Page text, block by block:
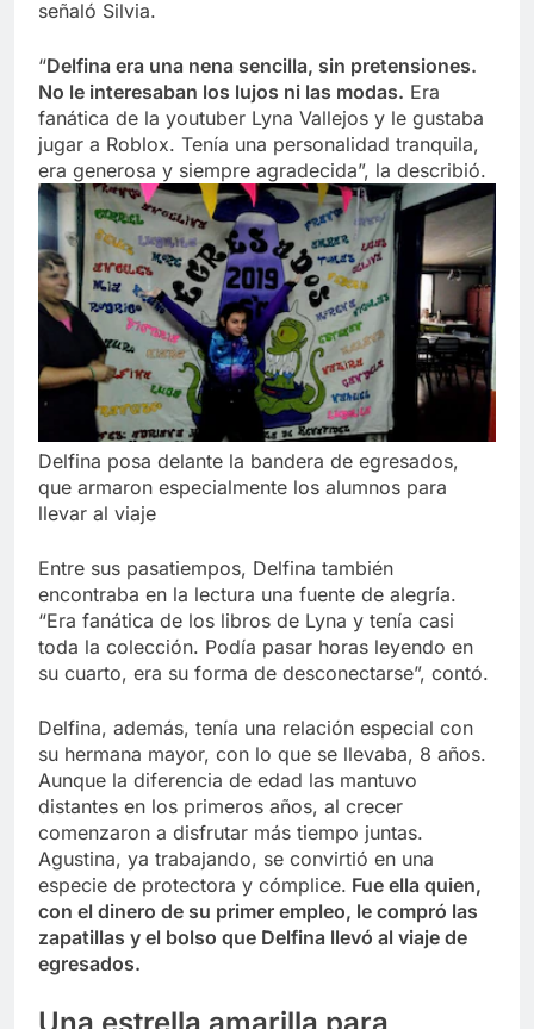
señaló Silvia.
“Delfina era una nena sencilla, sin pretensiones.
No le interesaban los lujos ni las modas. Era
fanática de la youtuber Lyna Vallejos y le gustaba
jugar a Roblox. Tenía una personalidad tranquila,
era generosa y siempre agradecida”, la describió.
Delfina posa delante la bandera de egresados,
que armaron especialmente los alumnos para
llevar al viaje
Entre sus pasatiempos, Delfina también
encontraba en la lectura una fuente de alegría.
“Era fanática de los libros de Lyna y tenía casi
toda la colección. Podía pasar horas leyendo en
su cuarto, era su forma de desconectarse”, contó.
Delfina, además, tenía una relación especial con
su hermana mayor, con lo que se llevaba, 8 años.
Aunque la diferencia de edad las mantuvo
distantes en los primeros años, al crecer
comenzaron a disfrutar más tiempo juntas.
Agustina, ya trabajando, se convirtió en una
especie de protectora y cómplice. Fue ella quien,
con el dinero de su primer empleo, le compró las
zapatillas y el bolso que Delfina llevó al viaje de
egresados.
Una estrella amarilla para